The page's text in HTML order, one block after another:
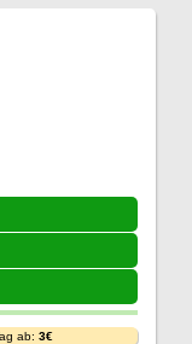
ab: 3€